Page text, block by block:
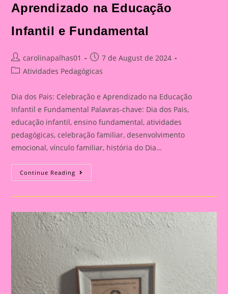
Aprendizado na Educação
Infantil e Fundamental
Post
author:
carolinapalhas01
Post
published:
7 de August de 2024
PostAtividades Pedagógicas
Dia dos Pais: Celebração e Aprendizado na Educação
Infantil e Fundamental Palavras-chave: Dia dos Pais,
educação infantil, ensino fundamental, atividades
pedagógicas, celebração familiar, desenvolvimento
emocional, vínculo familiar, história do Dia…
Continue Reading Atividade
Para
Dia
Dia
Dos
Pais:
Celebração
E
Aprendizado
Na
Educação
Infantil
E
Fundamental